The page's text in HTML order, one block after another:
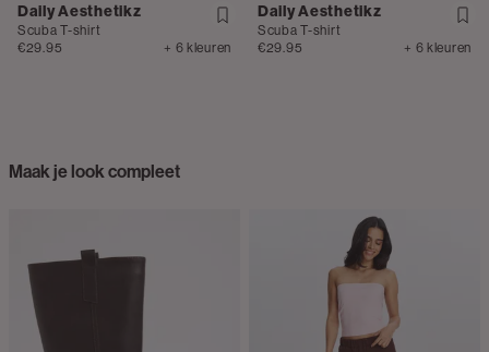
Daily Aesthetikz
Scuba T-shirt
€29.95
+ 6 kleuren
Daily Aesthetikz
Scuba T-shirt
€29.95
+ 6 kleuren
Maak je look compleet